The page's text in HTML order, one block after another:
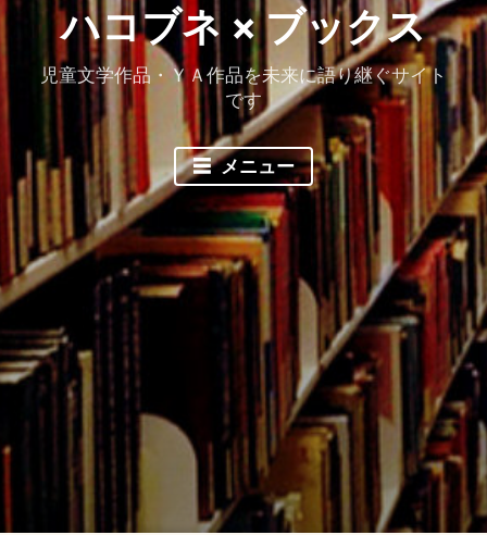
ハコブネ × ブックス
児童文学作品・ＹＡ作品を未来に語り継ぐサイト
です
メニュー